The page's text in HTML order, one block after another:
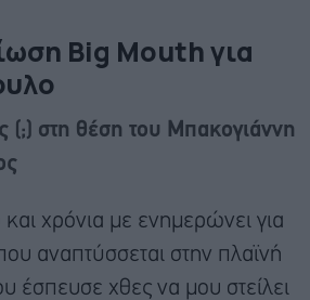
Big Mouth για
(;) στη θέση του Μπακογιάννη
χρόνια με ενημερώνει για
αναπτύσσεται στην πλαϊνή
έσπευσε χθες να μου στείλει